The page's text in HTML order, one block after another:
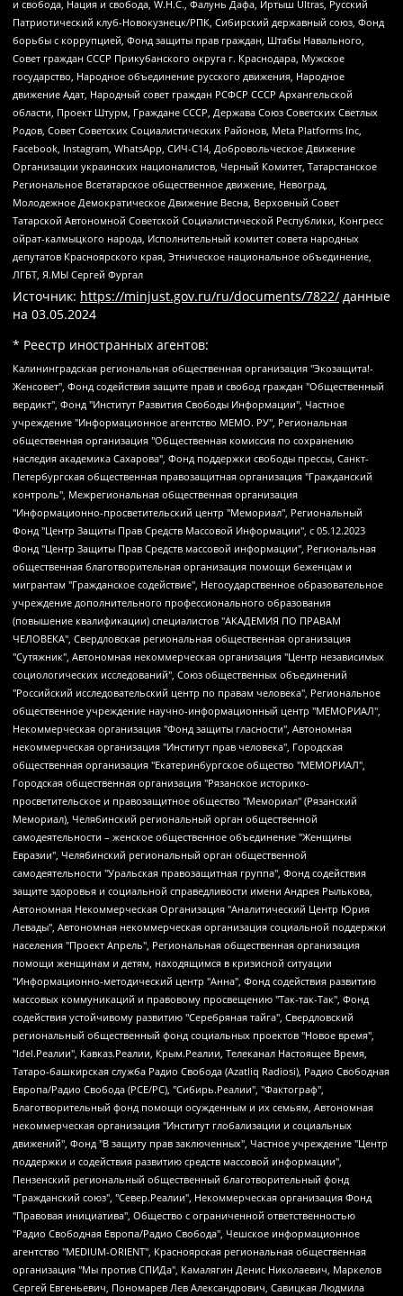
и свобода, Нация и свобода, W.H.С., Фалунь Дафа, Иртыш Ultras, Русский
Патриотический клуб-Новокузнецк/РПК, Сибирский державный союз, Фонд
борьбы с коррупцией, Фонд защиты прав граждан, Штабы Навального,
Совет граждан СССР Прикубанского округа г. Краснодара, Мужское
государство, Народное объединение русского движения, Народное
движение Адат, Народный совет граждан РСФСР СССР Архангельской
области, Проект Штурм, Граждане СССР, Держава Союз Советских Светлых
Родов, Совет Советских Социалистических Районов, Meta Platforms Inc,
Facebook, Instagram, WhatsApp, СИЧ-С14, Добровольческое Движение
Организации украинских националистов, Черный Комитет, Татарстанское
Региональное Всетатарское общественное движение, Невоград,
Молодежное Демократическое Движение Весна, Верховный Совет
Татарской Автономной Советской Социалистической Республики, Конгресс
ойрат-калмыцкого народа, Исполнительный комитет совета народных
депутатов Красноярского края, Этническое национальное объединение,
ЛГБТ, Я.МЫ Сергей Фургал
Источник: https://minjust.gov.ru/ru/documents/7822/ данные
на 03.05.2024
* Реестр иностранных агентов:
Калининградская региональная общественная организация "Экозащита!-Женсовет", Фонд содействия защите прав и свобод граждан "Общественный вердикт", Фонд "Институт Развития Свободы Информации", Частное учреждение "Информационное агентство МЕМО. РУ", Региональная общественная организация "Общественная комиссия по сохранению наследия академика Сахарова", Фонд поддержки свободы прессы, Санкт-Петербургская общественная правозащитная организация "Гражданский контроль", Межрегиональная общественная организация "Информационно-просветительский центр "Мемориал", Региональный Фонд "Центр Защиты Прав Средств Массовой Информации", с 05.12.2023 Фонд "Центр Защиты Прав Средств массовой информации", Региональная общественная благотворительная организация помощи беженцам и мигрантам "Гражданское содействие", Негосударственное образовательное учреждение дополнительного профессионального образования (повышение квалификации) специалистов "АКАДЕМИЯ ПО ПРАВАМ ЧЕЛОВЕКА", Свердловская региональная общественная организация "Сутяжник", Автономная некоммерческая организация "Центр независимых социологических исследований", Союз общественных объединений "Российский исследовательский центр по правам человека", Региональное общественное учреждение научно-информационный центр "МЕМОРИАЛ", Некоммерческая организация "Фонд защиты гласности", Автономная некоммерческая организация "Институт прав человека", Городская общественная организация "Екатеринбургское общество "МЕМОРИАЛ", Городская общественная организация "Рязанское историко-просветительское и правозащитное общество "Мемориал" (Рязанский Мемориал), Челябинский региональный орган общественной самодеятельности – женское общественное объединение "Женщины Евразии", Челябинский региональный орган общественной самодеятельности "Уральская правозащитная группа", Фонд содействия защите здоровья и социальной справедливости имени Андрея Рылькова, Автономная Некоммерческая Организация "Аналитический Центр Юрия Левады", Автономная некоммерческая организация социальной поддержки населения "Проект Апрель", Региональная общественная организация помощи женщинам и детям, находящимся в кризисной ситуации "Информационно-методический центр "Анна", Фонд содействия развитию массовых коммуникаций и правовому просвещению "Так-так-Так", Фонд содействия устойчивому развитию "Серебряная тайга", Свердловский региональный общественный фонд социальных проектов "Новое время", "Idel.Реалии", Кавказ.Реалии, Крым.Реалии, Телеканал Настоящее Время, Татаро-башкирская служба Радио Свобода (Azatliq Radiosi), Радио Свободная Европа/Радио Свобода (PCE/PC), "Сибирь.Реалии", "Фактограф", Благотворительный фонд помощи осужденным и их семьям, Автономная некоммерческая организация "Институт глобализации и социальных движений", Фонд "В защиту прав заключенных", Частное учреждение "Центр поддержки и содействия развитию средств массовой информации", Пензенский региональный общественный благотворительный фонд "Гражданский союз", "Север.Реалии", Некоммерческая организация Фонд "Правовая инициатива", Общество с ограниченной ответственностью "Радио Свободная Европа/Радио Свобода", Чешское информационное агентство "MEDIUM-ORIENT", Красноярская региональная общественная организация "Мы против СПИДа", Камалягин Денис Николаевич, Маркелов Сергей Евгеньевич, Пономарев Лев Александрович, Савицкая Людмила Алексеевна, Автономная некоммерческая организация "Центр по работе с проблемой насилия "НАСИЛИЮ.НЕТ", Межрегиональный профессиональный союз работников здравоохранения "Альянс врачей", Юридическое лицо, зарегистрированное в Латвийской Республике, SIA "Medusa Project" (регистрационный номер 40103797863, дата регистрации 10.06.2014), Некоммерческая организация "Фонд по борьбе с коррупцией", Автономная некоммерческая организация "Институт права и публичной политики", Баданин Роман Сергеевич, Гликин Максим Александрович, Железнова Мария Михайловна, Лукьянова Юлия Сергеевна, Маетная Елизавета Витальевна, Маняхин Петр Борисович, Чуракова Ольга Владимировна, Ярош Юлия Петровна, Юридическое лицо "The Insider SIA", зарегистрированное в Риге, Латвийская Республика (дата регистрации 26.06.2015), являющееся администратором доменного имени интернет-издания "The Insider SIA", https://theins.ru, Постернак Алексей Евгеньевич, Рубин Михаил Аркадьевич, Анин Роман Александрович, Юридическое лицо Istories fonds, зарегистрированное в Латвийской Республике (регистрационный номер 50008295751, дата регистрации 24.02.2020), Великовский Дмитрий Александрович, Долинина Ирина Николаевна, Мароховская Алеся Алексеевна, Шлейнов Роман Юрьевич, Шмагун Олеся Валентиновна, Общество с ограниченной ответственностью "Альтаир 2021", Общество с ограниченной ответственностью "Вега 2021", Общество с ограниченной ответственностью "Главный редактор 2021", Общество с ограниченной ответственностью "Ромашки монолит", Важенков Артем Валерьевич, Ивановская областная общественная организация "Центр гендерных исследований", Гурман Юрий Альбертович, Медиапроект "ОВД-Инфо", Егоров Владимир Владимирович, Жилинский Владимир Александрович, Общество с ограниченной ответственностью "ЗП", Иванова София Юрьевна, Карезина Инна Павловна, Кильтау Екатерина Викторовна, Петров Алексей Викторович, Пискунов Сергей Евгеньевич, Смирнов Сергей Сергеевич, Тихонов Михаил Сергеевич, Общество с ограниченной ответственностью "ЖУРНАЛИСТ-ИНОСТРАННЫЙ АГЕНТ", Арапова Галина Юрьевна, Вольтская Татьяна Анатольевна, Американская компания "Mason G.E.S. Anonymous Foundation" (США), являющаяся владельцем интернет-издания https://mnews.world/, Компания "Stichting Bellingcat", зарегистрированная в Нидерландах (дата регистрации 11.07.2018), Захаров Андрей Вячеславович, Клепиковская Екатерина Дмитриевна, Общество с ограниченной ответственностью "МЕМО", Перл Роман Александрович, Симонов Евгений Алексеевич, Соловьева Елена Анатольевна, Сотников Даниил Владимирович, Сурначева Елизавета Дмитриевна, Автономная некоммерческая организация по защите прав человека и информированию населения "Якутия – Наше Мнение", Общество с ограниченной ответственностью "Москоу диджитал медиа", с 26.01.2023 Общество с ограниченной ответственностью "Чайка Белые сады", Ветошкина Валерия Валерьевна, Заговора Максим Александрович, Межрегиональное общественное движение "Российская ЛГБТ - сеть", Оленичев Максим Владимирович, Павлов Иван Юрьевич, Скворцова Елена Сергеевна, Общество с ограниченной ответственностью "Как бы инагент", Кочетков Игорь Викторович, Общество с ограниченной ответственностью "Честные выборы", Еланчик Олег Александрович, Общество с ограниченной ответственностью "Нобелевский призыв", Гималова Регина Эмилевна, Григорьев Андрей Валерьевич, Григорьева Алина Александровна, Ассоциация по содействию защите прав призывников, альтернативнослужащих и военнослужащих "Правозащитная группа "Гражданин.Армия.Право", Хисамова Регина Фаритовна, Автономная некоммерческая организация по реализации социально-правовых программ "Лилит", Дальневосточное общественное движение "Маяк", Санкт-Петербургская ЛГБТ-инициативная группа "Выход", Инициативная группа ЛГБТ+ "Реверс", Алексеев Андрей Викторович, Бекбулатова Таисия Львовна, Беляев Иван Михайлович, Владыкина Елена Сергеевна, Гельман Марат Александрович, Никульшина Вероника Юрьевна, Толоконникова Надежда Андреевна, Шендерович Виктор Анатольевич, Общество с ограниченной ответственностью "Данное сообщение", Общество с ограниченной ответственностью Издательский дом "Новая глава", Айнбиндер Александра Александровна, Московский комьюнити-центр для ЛГБТ+инициатив, Благотворительный фонд развития филантропии, Deutsche Welle (Германия, Kurt-Schumacher-Strasse 3, 53113 Bonn), Борзунова Мария Михайловна, Воробьев Виктор Викторович, Голубева Анна Львовна, Константинова Алла Михайловна, Малкова Ирина Владимировна, Мурадов Мурад Абдулгалимович, Осетинская Елизавета Николаевна, Понасенков Евгений Николаевич, Ганапольский Матвей Юрьевич, Киселев Евгений Алексеевич, Борухович Ирина Григорьевна, Дремин Иван Тимофеевич, Дубровский Дмитрий Викторович, Красноярская региональная общественная организация поддержки и развития альтернативных образовательных технологий и межкультурных коммуникаций "ИНТЕРРА", Маяковская Екатерина Алексеевна, Фейгин Марк Захарович, Филимонов Андрей Викторович, Дзугкоева Регина Николаевна, Доброхотов Роман Александрович, Дудь Юрий Александрович, Елкин Сергей Владимирович, Кругликов Кирилл Игоревич, Сабунаева Мария Леонидовна, Семенов Алексей Владимирович, Шаинян Карен Багратович, Шульман Екатерина Михайловна, Асафьев Артур Валерьевич, Вахштайн Виктор Семенович, Венедиктов Алексей Алексеевич, Лушникова Екатерина Евгеньевна, Волков Леонид Михайлович, Невзоров Александр Глебович, Пархоменко Сергей Борисович, Сироткин Ярослав Николаевич, Кара-Мурза Владимир Владимирович, Баранова Наталья Владимировна, Гозман Леонид Яковлевич, Кагарлицкий Борис Юльевич, Климарев Михаил Валерьевич, Милов Владимир Станиславович, Автономная некоммерческая организация Краснодарский центр современного искусства "Типография", Моргенштерн Алишер Тагирович, Соболь Любовь Эдуардовна, Общество с ограниченной ответственностью "ЛИЗА НОРМ", Каспаров Гарри Кимович, Ходорковский Михаил Борисович, Общество с ограниченной ответственностью "Апрельские тезисы", Данилович Ирина Брониславовна, Кашин Олег Владимирович, Петров Николай Владимирович, Пивоваров Алексей Владимирович, Соколов Михаил Владимирович, Цветкова Юлия Владимировна, Чичваркин Евгений Александрович, Комитет против пыток/Команда против пыток, Общество с ограниченной ответственностью "Первый научный", Общество с ограниченной ответственностью "Вертолет и ко", Белоцерковская Вероника Борисовна, Кац Максим Евгеньевич, Лазарева Татьяна Юрьевна, Шаведдинов Руслан Табризович, Яшин Илья Валерьевич, Общество с ограниченной ответственностью "Иноагент ААВ", Алешковский Дмитрий Петрович, Альбац Евгения Марковна, Быков Дмитрий Львович, Галямина Юлия Евгеньевна, Лойко Сергей Леонидович, Мартынов Кирилл Константинович, Медведев Сергей Александрович, Крашенинников Федор Геннадиевич, Гордеева Катерина Вл